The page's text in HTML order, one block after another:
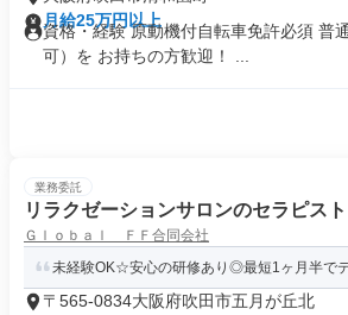
月給25万円以上
資格・経験 原動機付自転車免許必須 普
可）を お持ちの方歓迎！ ...
業務委託
リラクゼーションサロンのセラピスト
Ｇｌｏｂａｌ ＦＦ合同会社
未経験OK☆安心の研修あり◎最短1ヶ月半で
〒565-0834大阪府吹田市五月が丘北